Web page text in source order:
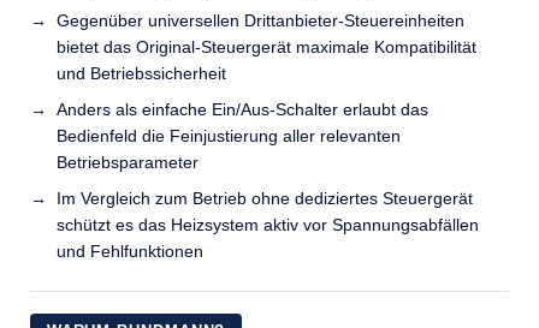
Gegenüber universellen Drittanbieter-Steuereinheiten
bietet das Original-Steuergerät maximale Kompatibilität
und Betriebssicherheit
Anders als einfache Ein/Aus-Schalter erlaubt das
Bedienfeld die Feinjustierung aller relevanten
Betriebsparameter
Im Vergleich zum Betrieb ohne dediziertes Steuergerät
schützt es das Heizsystem aktiv vor Spannungsabfällen
und Fehlfunktionen